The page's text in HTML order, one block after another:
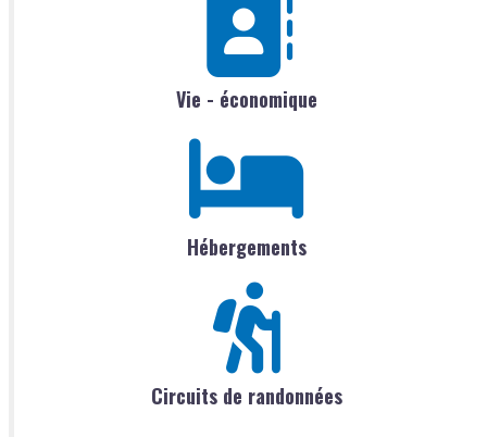
Vie - économique
Hébergements
Circuits de randonnées